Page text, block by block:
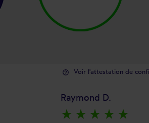
help_outline Voir l'attestation de
Raymond D.
star_rate star_rate star_rate star_rate star_rate